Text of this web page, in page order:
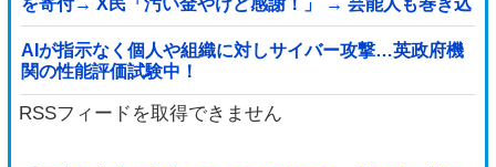
を寄付→ X民「汚い金やけど感謝！」 → 芸能人も巻き込
み大炎上 ………
AIが指示なく個人や組織に対しサイバー攻撃…英政府機
関の性能評価試験中！
RSSフィードを取得できません